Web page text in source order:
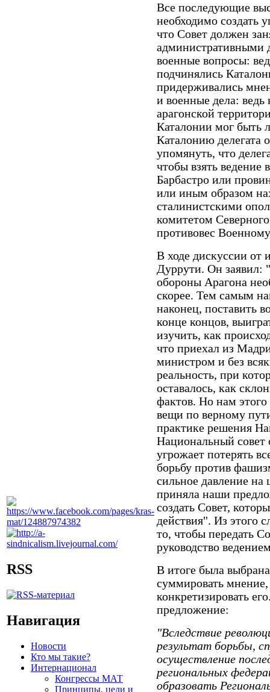
RSS
Навигация
Новости
Кто мы такие?
Интернационал
Конгрессы МАТ
Принципы, цели и
Все последующие
необходимо создать
что Совет должен
административными
военные вопросы:
подчинялись
придерживались
и военные дела: ведь
арагонской
Каталонии мог быть
Каталонию делегата
упомянуть, что
чтобы взять ведение
Барбастро или
или иным образом
сталинистскими
комитетом
противовес
В ходе дискуссии от
Дуррути. Он заявил:
обороны Арагона
скорее. Тем самым
наконец, поставить
конце концов,
изучить, как
что приехал из
министром и без
реальность, при
оставалось, как
фактов. Но нам
вещи по верному
практике решения
Национальный совет
угрожает потерять
борьбу против
сильное давление на
приняла наши
создать Совет,
действия". Из этого
то, чтобы передать
руководство
В итоге была
суммировать
конкретизировать
предложение:
"Вследствие
результат борьбы,
осуществление
региональных
образовать